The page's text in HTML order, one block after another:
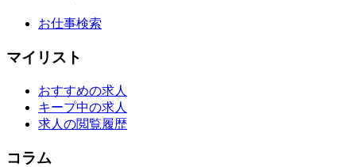
お仕事検索
マイリスト
おすすめの求人
キープ中の求人
求人の閲覧履歴
コラム